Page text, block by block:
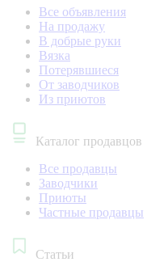
Все объявления
На продажу
В добрые руки
Вязка
Потерявшиеся
От заводчиков
Из приютов
Каталог продавцов
Все продавцы
Заводчики
Приюты
Частные продавцы
Статьи